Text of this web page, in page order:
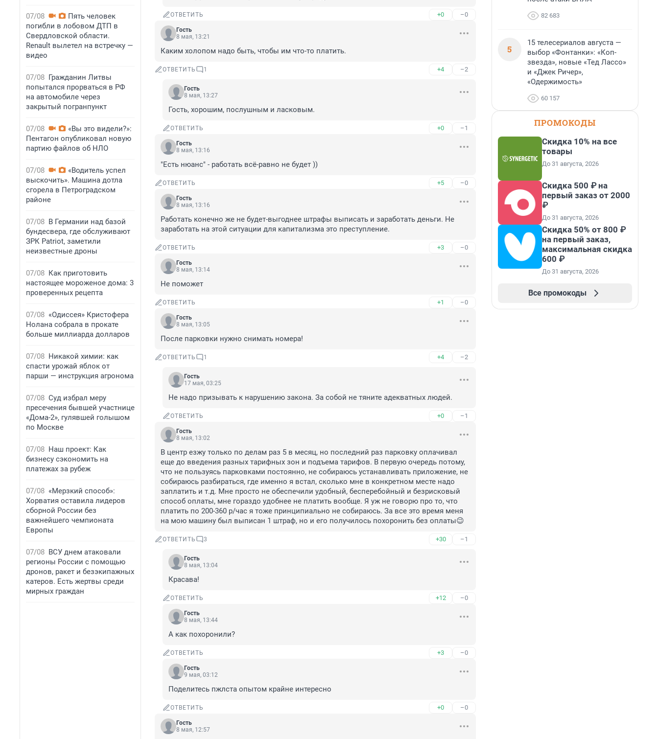
07/08
Пять человек
погибли в лобовом ДТП в
Свердловской области.
Renault вылетел на встречку —
видео
07/08 Гражданин Литвы
попытался прорваться в РФ
на автомобиле через
закрытый погранпункт
07/08
«Вы это видели?»:
Пентагон опубликовал новую
партию файлов об НЛО
07/08
«Водитель успел
выскочить». Машина дотла
сгорела в Петроградском
районе
07/08 В Германии над базой
бундесвера, где обслуживают
ЗРК Patriot, заметили
неизвестные дроны
07/08 Как приготовить
настоящее мороженое дома: 3
проверенных рецепта
07/08 «Одиссея» Кристофера
Нолана собрала в прокате
больше миллиарда долларов
07/08 Никакой химии: как
спасти урожай яблок от
парши — инструкция агронома
07/08 Суд избрал меру
пресечения бывшей участнице
«Дома-2», гулявшей голышом
по Москве
07/08 Наш проект: Как
бизнесу сэкономить на
платежах за рубеж
07/08 «Мерзкий способ»:
Хорватия оставила лидеров
сборной России без
важнейшего чемпионата
Европы
07/08 ВСУ днем атаковали
регионы России с помощью
дронов, ракет и безэкипажных
катеров. Есть жертвы среди
мирных граждан
ОТВЕТИТЬ +0 –0
Гость
8 мая, 13:21
Каким холопом надо быть, чтобы им что-то платить.
ОТВЕТИТЬ 1 +4 –2
Гость
8 мая, 13:27
Гость, хорошим, послушным и ласковым.
ОТВЕТИТЬ +0 –1
Гость
8 мая, 13:16
"Есть нюанс" - работать всё-равно не будет ))
ОТВЕТИТЬ +5 –0
Гость
8 мая, 13:16
Работать конечно же не будет-выгоднее штрафы выписать и заработать деньги. Не
заработать на этой ситуации для капитализма это преступление.
ОТВЕТИТЬ +3 –0
Гость
8 мая, 13:14
Не поможет
ОТВЕТИТЬ +1 –0
Гость
8 мая, 13:05
После парковки нужно снимать номера!
ОТВЕТИТЬ 1 +4 –2
Гость
17 мая, 03:25
Не надо призывать к нарушению закона. За собой не тяните адекватных людей.
ОТВЕТИТЬ +0 –1
Гость
8 мая, 13:02
В центр езжу только по делам раз 5 в месяц, но последний раз парковку оплачивал
еще до введения разных тарифных зон и подъема тарифов. В первую очередь потому,
что не пользуясь парковками постоянно, не собираюсь устанавливать приложение, не
собираюсь разбираться, где именно я встал, сколько мне в конкретном месте надо
заплатить и т.д. Мне просто не обеспечили удобный, бесперебойный и безрисковый
способ оплаты, мне гораздо удобнее не платить вообще. Я уж не говорю про то, что
платить по 200-360 р/час я тоже принципиально не собираюсь. За все это время меня
на мою машину был выписан 1 штраф, но и его получилось похоронить без оплаты😉
ОТВЕТИТЬ 3 +30 –1
Гость
8 мая, 13:04
Красава!
ОТВЕТИТЬ +12 –0
Гость
8 мая, 13:44
А как похоронили?
ОТВЕТИТЬ +3 –0
Гость
9 мая, 03:12
Поделитесь пжлста опытом крайне интересно
ОТВЕТИТЬ +0 –0
Гость
8 мая, 12:57
82 683
5
15 телесериалов августа —
выбор «Фонтанки»: «Коп-
звезда», новые «Тед Лассо»
и «Джек Ричер»,
«Одержимость»
60 157
ПРОМОКОДЫ
Скидка 10% на все
товары
До 31 августа, 2026
Скидка 500 ₽ на
первый заказ от 2000
₽
До 31 августа, 2026
Скидка 50% от 800 ₽
на первый заказ,
максимальная скидка
600 ₽
До 31 августа, 2026
Все промокоды